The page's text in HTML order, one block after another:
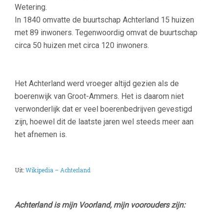
Wetering.
In 1840 omvatte de buurtschap Achterland 15 huizen
met 89 inwoners. Tegenwoordig omvat de buurtschap
circa 50 huizen met circa 120 inwoners.
Het Achterland werd vroeger altijd gezien als de
boerenwijk van Groot-Ammers. Het is daarom niet
verwonderlijk dat er veel boerenbedrijven gevestigd
zijn, hoewel dit de laatste jaren wel steeds meer aan
het afnemen is.
Uit:Wikipedia – Achterland
Achterland is mijn Voorland, mijn voorouders zijn: